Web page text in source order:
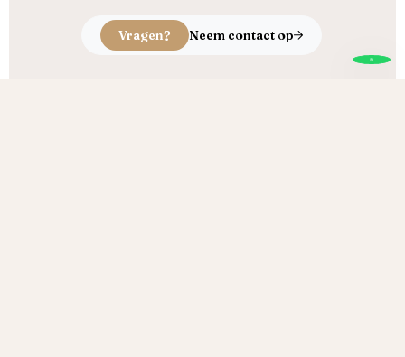
Vragen? Neem contact op